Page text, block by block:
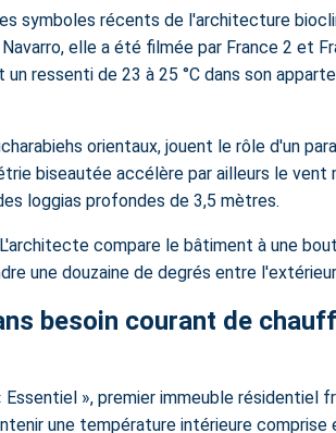
symboles récents de l'architecture
elle a été filmée par France 2 et
ressenti de 23 à 25 °C dans son
orientaux, jouent le rôle d'un
biseautée accélère par ailleurs le vent
loggias profondes de 3,5 mètres.
compare le bâtiment à une
une douzaine de degrés entre
besoin courant de
», premier immeuble résidentiel
une température intérieure comprise